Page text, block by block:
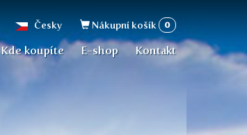
Česky Vyhledávání
Nákupní košík 0
Kde koupíte E-shop Kontakt